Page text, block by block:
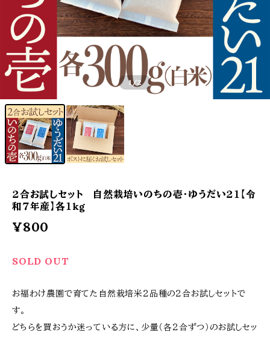
1/2
２合お試しセット 自然栽培いのちの壱・ゆうだい２１【令
和７年産】各１kg
¥800
SOLD OUT
お福わけ農園で育てた自然栽培米２品種の２合お試しセットで
す。
どちらを買おうか迷っている方に、少量（各２合ずつ）のお試しセッ